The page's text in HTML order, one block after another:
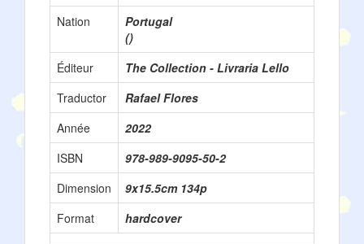
Nation
Portugal
()
Éditeur
The Collection - Livraria Lello
Traductor
Rafael Flores
Année
2022
ISBN
978-989-9095-50-2
Dimension
9x15.5cm 134p
Format
hardcover